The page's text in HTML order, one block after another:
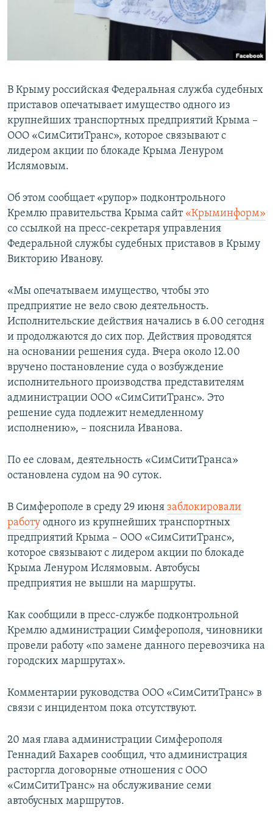
ПОБЕДИТЕЛЕЙ НЕ СУДЯТ?
Все сайты RFE/RL
В Крыму российская Федеральная служба судебных
приставов опечатывает имущество одного из
крупнейших транспортных предприятий Крыма –
ООО «СимСитиТранс», которое связывают с
лидером акции по блокаде Крыма Ленуром
Ислямовым.
Об этом сообщает «рупор» подконтрольного
Кремлю правительства Крыма сайт «Крыминформ»
со ссылкой на пресс-секретаря управления
Федеральной службы судебных приставов в Крыму
Викторию Иванову.
«Мы опечатываем имущество, чтобы это
предприятие не вело свою деятельность.
Исполнительские действия начались в 6.00 сегодня
и продолжаются до сих пор. Действия проводятся
на основании решения суда. Вчера около 12.00
вручено постановление суда о возбуждение
исполнительного производства представителям
администрации ООО «СимСитиТранс». Это
решение суда подлежит немедленному
исполнению», – пояснила Иванова.
По ее словам, деятельность «СимСитиТранса»
остановлена судом на 90 суток.
В Симферополе в среду 29 июня заблокировали
работу одного из крупнейших транспортных
предприятий Крыма – ООО «СимСитиТранс»,
которое связывают с лидером акции по блокаде
Крыма Ленуром Ислямовым. Автобусы
предприятия не вышли на маршруты.
Как сообщили в пресс-службе подконтрольной
Кремлю администрации Симферополя, чиновники
провели работу «по замене данного перевозчика на
городских маршрутах».
Комментарии руководства ООО «СимСитиТранс» в
связи с инцидентом пока отсутствуют.
20 мая глава администрации Симферополя
Геннадий Бахарев сообщил, что администрация
расторгла договорные отношения с ООО
«СимСитиТранс» на обслуживание семи
автобусных маршрутов.